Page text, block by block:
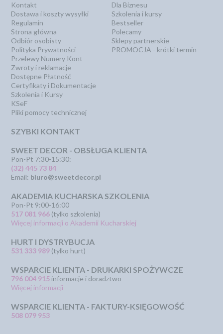
Kontakt
Dostawa i koszty wysyłki
Regulamin
Strona główna
Odbiór osobisty
Polityka Prywatności
Przelewy Numery Kont
Zwroty i reklamacje
Dostępne Płatność
Certyfikaty i Dokumentacje
Szkolenia i Kursy
KSeF
Pliki pomocy technicznej
Dla Biznesu
Szkolenia i kursy
Bestseller
Polecamy
Sklepy partnerskie
PROMOCJA - krótki termin
SZYBKI KONTAKT
SWEET DECOR - OBSŁUGA KLIENTA
Pon-Pt 7:30-15:30:
(32) 445 73 84
Email: biuro@sweetdecor.pl
AKADEMIA KUCHARSKA SZKOLENIA
Pon-Pt 9:00-16:00
517 081 966 (tylko szkolenia)
Więcej informacji o Akademii Kucharskiej
HURT I DYSTRYBUCJA
531 333 989 (tylko hurt)
WSPARCIE KLIENTA - DRUKARKI SPOŻYWCZE
796 004 915 informacje i doradztwo
Więcej informacji
WSPARCIE KLIENTA - FAKTURY-KSIĘGOWOŚĆ
508 079 953